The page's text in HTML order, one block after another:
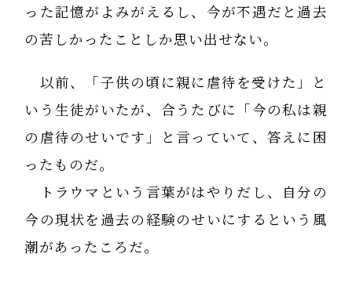
った記憶がよみがえるし、今が不遇だと過去
の苦しかったことしか思い出せない。
以前、「子供の頃に親に虐待を受けた」と
いう生徒がいたが、合うたびに「今の私は親
の虐待のせいです」と言っていて、答えに困
ったものだ。
トラウマという言葉がはやりだし、自分の
今の現状を過去の経験のせいにするという風
潮があったころだ。